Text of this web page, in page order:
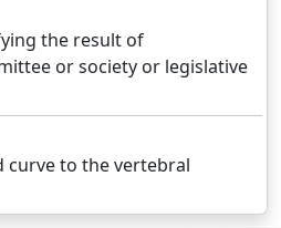
the result of
or society or legislative
curve to the vertebral